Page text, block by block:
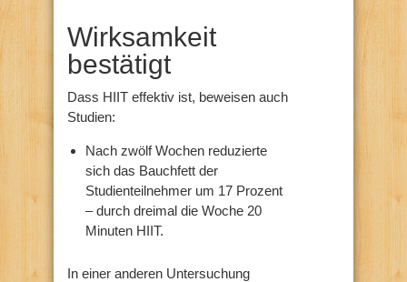
Wirksamkeit
bestätigt
Dass HIIT effektiv ist, beweisen auch
Studien:
Nach zwölf Wochen reduzierte
sich das Bauchfett der
Studienteilnehmer um 17 Prozent
– durch dreimal die Woche 20
Minuten HIIT.
In einer anderen Untersuchung